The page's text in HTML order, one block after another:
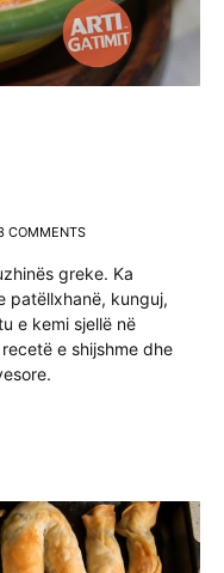
COMMENTS
greke. Ka
patëllxhanë, kunguj,
e kemi sjellë në
e shijshme dhe